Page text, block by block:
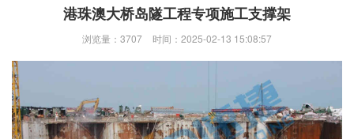
港珠澳大桥岛隧工程专项施工支撑架
浏览量：3707 时间：2025-02-13 15:08:57